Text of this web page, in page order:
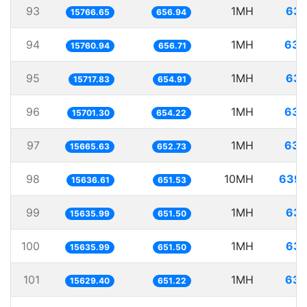
93 15766.65 656.94 1MH
94 15760.94 656.71 1MH
95 15717.83 654.91 1MH
96 15701.30 654.22 1MH
97 15665.63 652.73 1MH
98 15636.61 651.53 10MH
99 15635.99 651.50 1MH
100 15635.99 651.50 1MH
101 15629.40 651.22 1MH